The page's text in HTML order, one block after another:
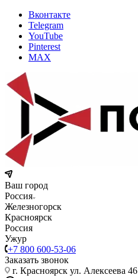
Вконтакте
Telegram
YouTube
Pinterest
MAX
Ваш город
Россия
Железногорск
Красноярск
Россия
Ужур
+7 800 600-53-06
Заказать звонок
г. Красноярск ул. Алексеева 46